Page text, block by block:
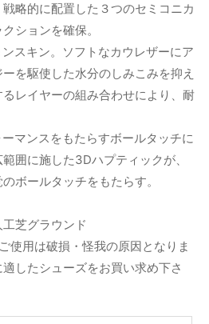
略的に配置した３つのセミコニカ
ションを確保。
スキン。ソフトなカウレザーにア
を駆使した水分のしみこみを抑え
レイヤーの組み合わせにより、耐
マンスをもたらすボールタッチに
囲に施した3Dハプティックが、
ボールタッチをもたらす。
工芝グラウンド
使用は破損・怪我の原因となりま
したシューズをお買い求め下さ